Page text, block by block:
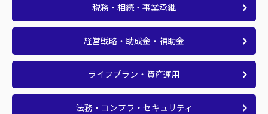
税務・相続・事業承継
経営戦略・助成金・補助金
ライフプラン・資産運用
法務・コンプラ・セキュリティ